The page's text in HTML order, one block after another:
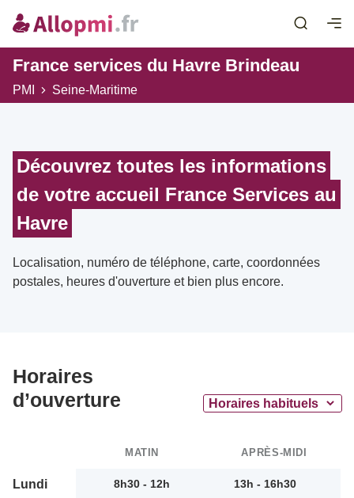
France services du Havre Brindeau
PMI Seine-Maritime
Découvrez toutes les informations
de votre accueil France Services au
Havre
Localisation, numéro de téléphone, carte, coordonnées
postales, heures d'ouverture et bien plus encore.
Horaires
d’ouverture
MATIN APRÈS-MIDI
Lundi 8h30 - 12h 13h - 16h30